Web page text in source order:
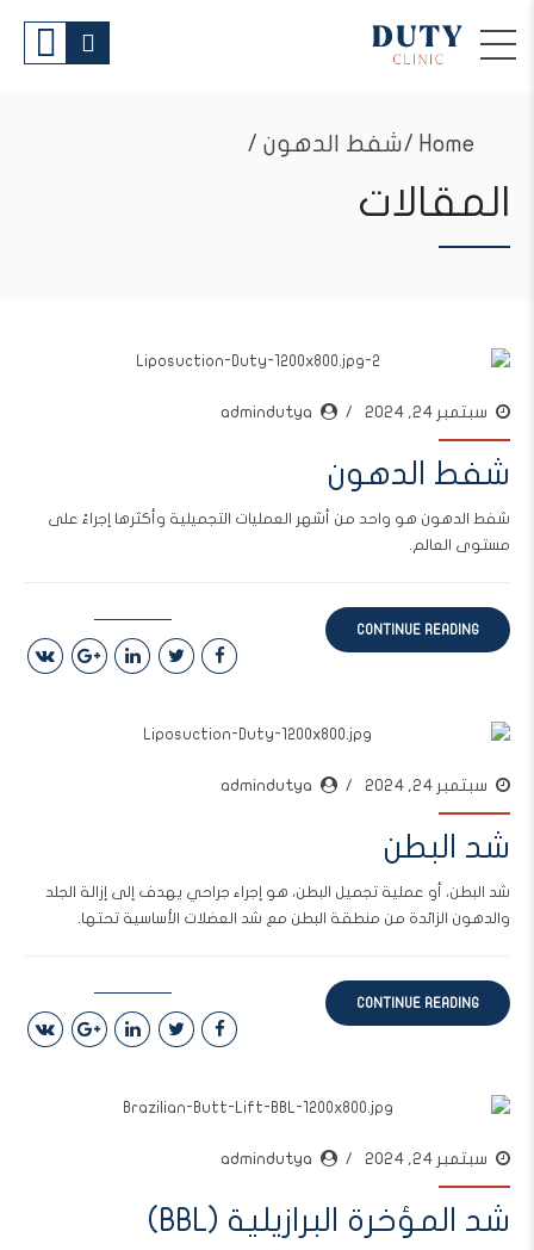
Home شفط الدهون /
المقالات
سبتمبر 24, 2024 admindutya
شفط الدهون
شفط الدهون هو واحد من أشهر العمليات التجميلية وأكثرها إجراءً على
مستوى العالم.
CONTINUE READING
سبتمبر 24, 2024 admindutya
شد البطن
شد البطن، أو عملية تجميل البطن، هو إجراء جراحي يهدف إلى إزالة الجلد
والدهون الزائدة من منطقة البطن مع شد العضلات الأساسية تحتها.
CONTINUE READING
سبتمبر 24, 2024 admindutya
شد المؤخرة البرازيلية (BBL)